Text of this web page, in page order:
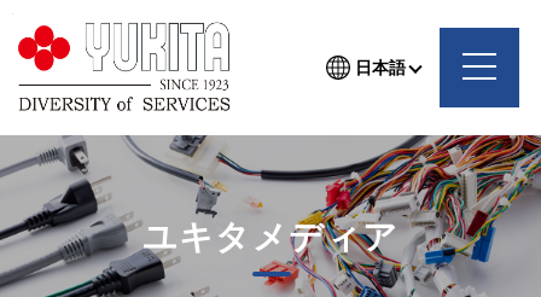
日本語
ユキタメディア